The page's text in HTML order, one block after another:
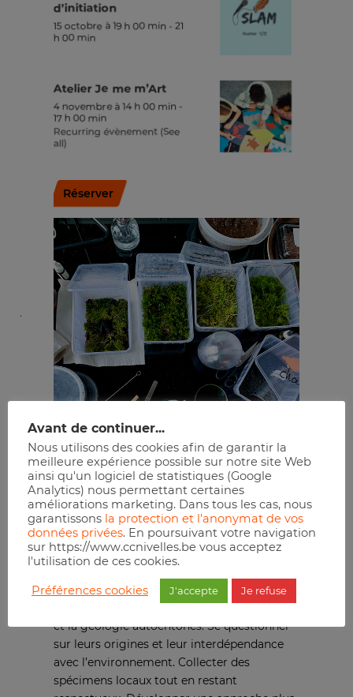
d’initiation
15 octobre à 19 h 00 min - 21
h 00 min
Atelier Je me m’Art
4 novembre à 14 h 00 min -
17 h 00 min
Recurring évènement (See
all)
Réserver
Venez découvrir la nature locale
et créer un petit terrarium !
ferons une balade pour regarder tout autour
de nous, identifier les plantes, les mousses
et la géologie autochtones. Se questionner
sur leurs origines et leur interdépendance
avec l’environnement. Collecter des
spécimens locaux tout en restant
Avant de continuer...
Nous utilisons des cookies afin de garantir la
meilleure expérience possible sur notre site Web
ainsi qu'un logiciel de statistiques (Google
Analytics) nous permettant certaines
améliorations marketing. Dans tous les cas, nous
garantissons la protection et l'anonymat de vos
données privées. En poursuivant votre navigation
sur https://www.ccnivelles.be vous acceptez
l'utilisation de ces cookies.
Préférences cookies J'accepte Je refuse